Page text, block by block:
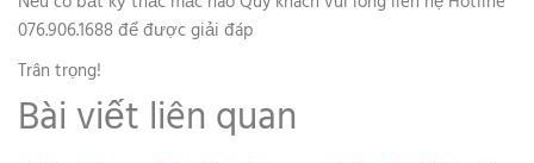
076.906.1688 để được giải đáp
Trân trọng!
Bài viết liên quan